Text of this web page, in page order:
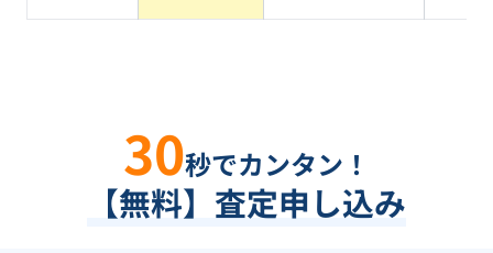
30秒でカンタン！
【無料】査定申し込み